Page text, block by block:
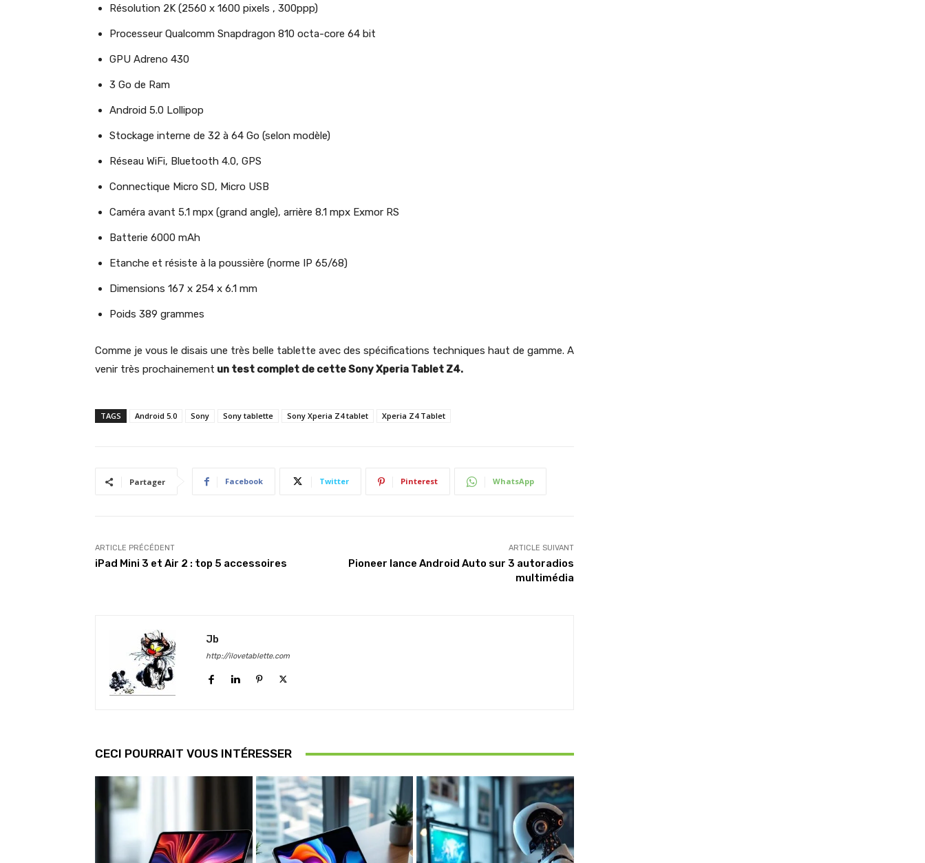
Résolution 2K (2560 x 1600 pixels , 300ppp)
Processeur Qualcomm Snapdragon 810 octa-core 64 bit
GPU Adreno 430
3 Go de Ram
Android 5.0 Lollipop
Stockage interne de 32 à 64 Go (selon modèle)
Réseau WiFi, Bluetooth 4.0, GPS
Connectique Micro SD, Micro USB
Caméra avant 5.1 mpx (grand angle), arrière 8.1 mpx Exmor RS
Batterie 6000 mAh
Etanche et résiste à la poussière (norme IP 65/68)
Dimensions 167 x 254 x 6.1 mm
Poids 389 grammes
Comme je vous le disais une très belle tablette avec des spécifications techniques haut de gamme. A
venir très prochainement un test complet de cette Sony Xperia Tablet Z4.
TAGS Android 5.0 Sony Sony tablette Sony Xperia Z4 tablet Xperia Z4 Tablet
Partager Facebook Twitter Pinterest WhatsApp
ARTICLE PRÉCÉDENT
iPad Mini 3 et Air 2 : top 5 accessoires
ARTICLE SUIVANT
Pioneer lance Android Auto sur 3 autoradios
multimédia
Jb
http://ilovetablette.com
CECI POURRAIT VOUS INTÉRESSER